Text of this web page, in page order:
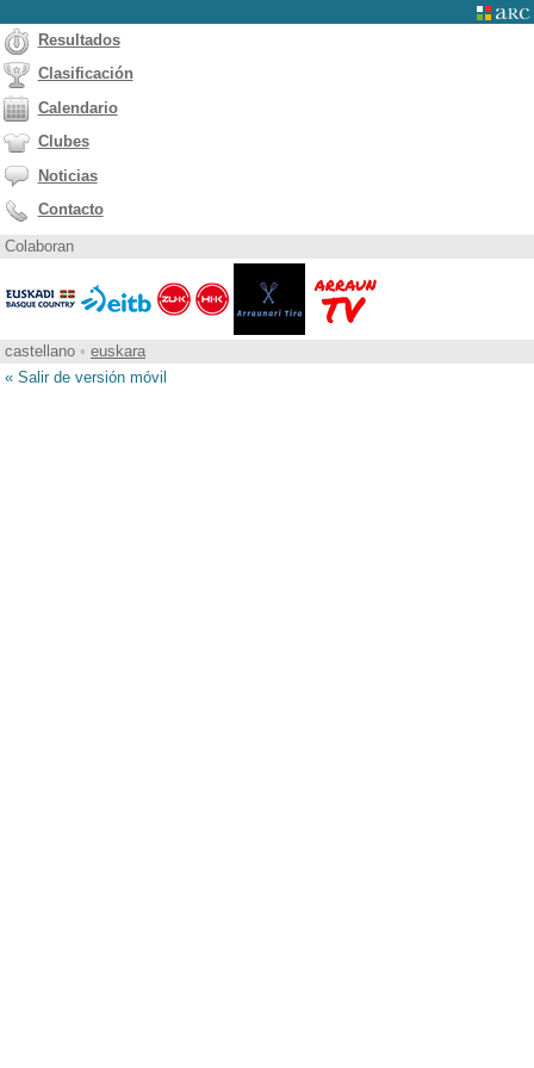
Resultados
Clasificación
Calendario
Clubes
Noticias
Contacto
Colaboran
castellano • euskara
« Salir de versión móvil